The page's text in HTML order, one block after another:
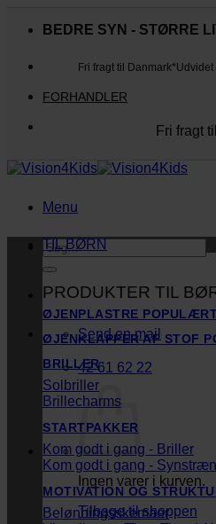
BEDRE SYN - STØRRE
Fri fragt til Danmark*Udvidet
FORHANDLER
Fri fragt
Menu
Søg
efter:
Send en mail
42 61 62 22
Ingen varer i kurven.
Tilbage til shoppen
TIL BØRN
PRODUKTER TIL
ØJENPLASTRE
ØJENKLAPPER AF STOF
BRILLER
Solbriller
Brillecharms
STARTPAKKER
Kom godt i gang - Briller
Kom godt i gang -
MOTIVATION OG
Belønningsskemaer